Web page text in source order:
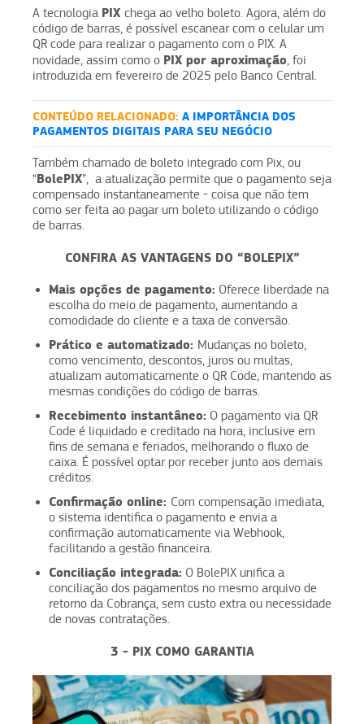
A tecnologia PIX chega ao velho boleto. Agora, além do
código de barras, é possível escanear com o celular um
QR code para realizar o pagamento com o PIX. A
novidade, assim como o PIX por aproximação, foi
introduzida em fevereiro de 2025 pelo Banco Central.
CONTEÚDO RELACIONADO: A IMPORTÂNCIA DOS
PAGAMENTOS DIGITAIS PARA SEU NEGÓCIO
Também chamado de boleto integrado com Pix, ou
“BolePIX”, a atualização permite que o pagamento seja
compensado instantaneamente - coisa que não tem
como ser feita ao pagar um boleto utilizando o código
de barras.
CONFIRA AS VANTAGENS DO “BOLEPIX”
Mais opções de pagamento: Oferece liberdade na
escolha do meio de pagamento, aumentando a
comodidade do cliente e a taxa de conversão.
Prático e automatizado: Mudanças no boleto,
como vencimento, descontos, juros ou multas,
atualizam automaticamente o QR Code, mantendo as
mesmas condições do código de barras.
Recebimento instantâneo: O pagamento via QR
Code é liquidado e creditado na hora, inclusive em
fins de semana e feriados, melhorando o fluxo de
caixa. É possível optar por receber junto aos demais
créditos.
Confirmação online: Com compensação imediata,
o sistema identifica o pagamento e envia a
confirmação automaticamente via Webhook,
facilitando a gestão financeira.
Conciliação integrada: O BolePIX unifica a
conciliação dos pagamentos no mesmo arquivo de
retorno da Cobrança, sem custo extra ou necessidade
de novas contratações.
3 - PIX COMO GARANTIA